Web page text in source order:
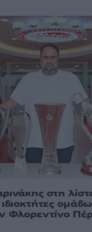
στη
Φλορεντίνο